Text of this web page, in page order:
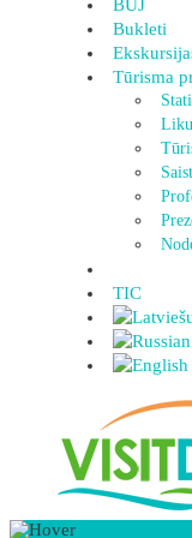
BUJ
Bukleti
Tūrisma
TIC